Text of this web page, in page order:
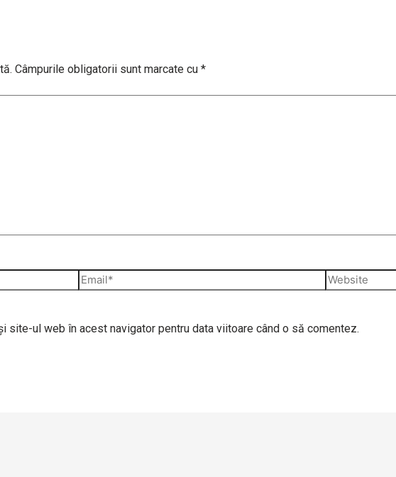
Câmpurile obligatorii sunt marcate cu *
site-ul web în acest navigator pentru data viitoare când o să comentez.